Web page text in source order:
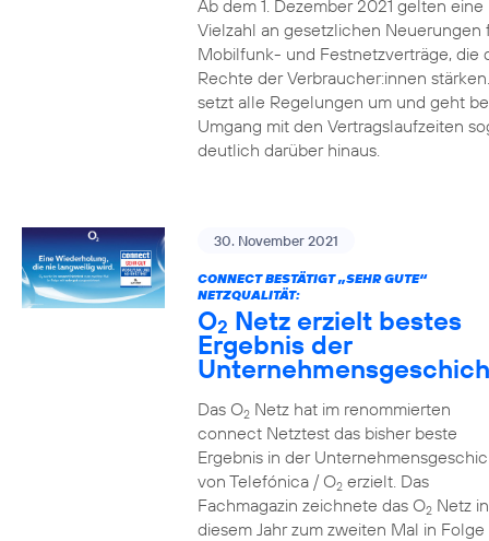
Ab dem 1. Dezember 2021 gelten eine
Vielzahl an gesetzlichen Neuerungen
Mobilfunk- und Festnetzverträge, die
Rechte der Verbraucher:innen
setzt alle Regelungen um und geht
Umgang mit den Vertragslaufzeiten
deutlich darüber hinaus.
30. November 2021
CONNECT BESTÄTIGT „SEHR GUTE“
NETZQUALITÄT:
O2 Netz erzielt bestes
Ergebnis der
Das O2Netz hat im renommierten
connect Netztest das bisher beste
Ergebnis in der
von Telefónica / O2erzielt. Das
Fachmagazin zeichnete das O2Netz in
diesem Jahr zum zweiten Mal in Folge